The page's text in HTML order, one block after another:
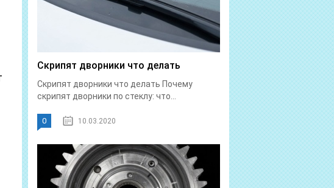
Скрипят дворники что делать
Скрипят дворники что делать Почему
скрипят дворники по стеклу: что...
0 10.03.2020